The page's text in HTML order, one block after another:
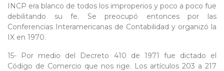
INCP era blanco de todos los improperios y poco a poco fue
debilitando su fe. Se preocupó entonces por las
Conferencias Interamericanas de Contabilidad y organizó la
IX en 1970.
15- Por medio del Decreto 410 de 1971 fue dictado el
Código de Comercio que nos rige. Los artículos 203 a 217